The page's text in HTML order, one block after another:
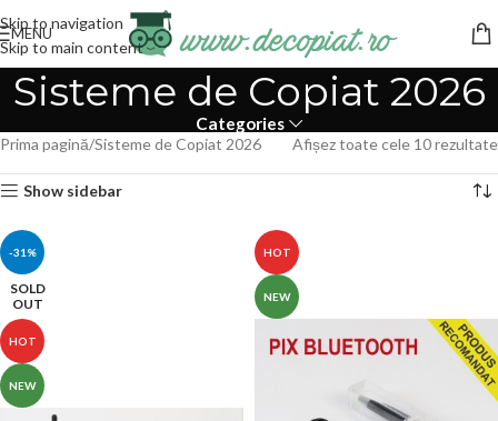
Skip to navigation
Skip to main content
MENU
Sisteme de Copiat 2026
Categories
Prima pagină Sisteme de Copiat 2026 Afișez toate cele 10 rezultate
Show sidebar
-31%
SOLD
OUT
HOT
NEW
HOT
NEW